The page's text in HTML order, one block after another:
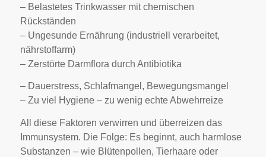
– Belastetes Trinkwasser mit chemischen
Rückständen
– Ungesunde Ernährung (industriell verarbeitet,
nährstoffarm)
– Zerstörte Darmflora durch Antibiotika
– Dauerstress, Schlafmangel, Bewegungsmangel
– Zu viel Hygiene – zu wenig echte Abwehrreize
All diese Faktoren verwirren und überreizen das
Immunsystem. Die Folge: Es beginnt, auch harmlose
Substanzen – wie Blütenpollen, Tierhaare oder